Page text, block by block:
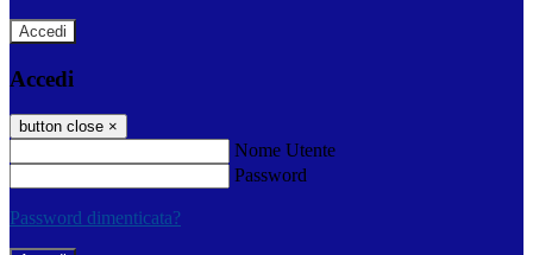
Accedi
Accedi
button close ×
Nome Utente
Password
Password dimenticata?